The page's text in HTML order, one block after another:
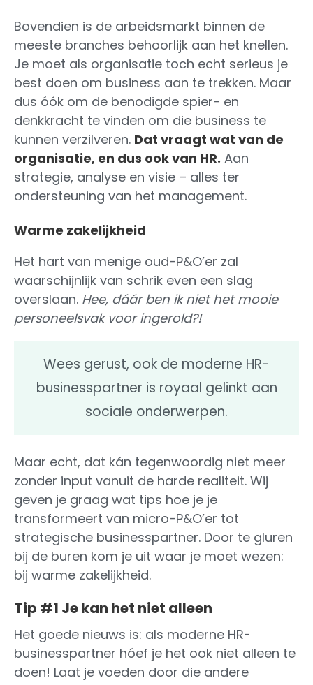
Bovendien is de arbeidsmarkt binnen de
meeste branches behoorlijk aan het knellen.
Je moet als organisatie toch echt serieus je
best doen om business aan te trekken. Maar
dus óók om de benodigde spier- en
denkkracht te vinden om die business te
kunnen verzilveren. Dat vraagt wat van de
organisatie, en dus ook van HR. Aan
strategie, analyse en visie – alles ter
ondersteuning van het management.
Warme zakelijkheid
Het hart van menige oud-P&O’er zal
waarschijnlijk van schrik even een slag
overslaan. Hee, dáár ben ik niet het mooie
personeelsvak voor ingerold?!
Wees gerust, ook de moderne HR-
businesspartner is royaal gelinkt aan
sociale onderwerpen.
Maar echt, dat kán tegenwoordig niet meer
zonder input vanuit de harde realiteit. Wij
geven je graag wat tips hoe je je
transformeert van micro-P&O’er tot
strategische businesspartner. Door te gluren
bij de buren kom je uit waar je moet wezen:
bij warme zakelijkheid.
Tip #1 Je kan het niet alleen
Het goede nieuws is: als moderne HR-
businesspartner hóef je het ook niet alleen te
doen! Laat je voeden door die andere